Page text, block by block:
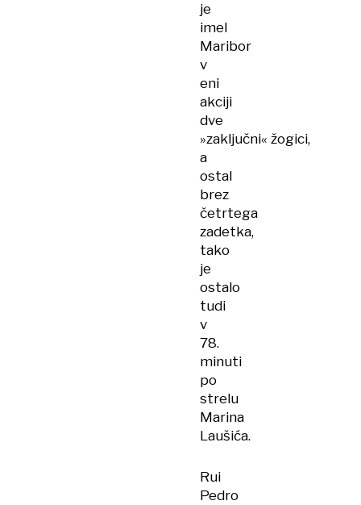
je
imel
Maribor
v
eni
akciji
dve
»zaključni« žogici,
a
ostal
brez
četrtega
zadetka,
tako
je
ostalo
tudi
v
78.
minuti
po
strelu
Marina
Laušića.
Rui
Pedro